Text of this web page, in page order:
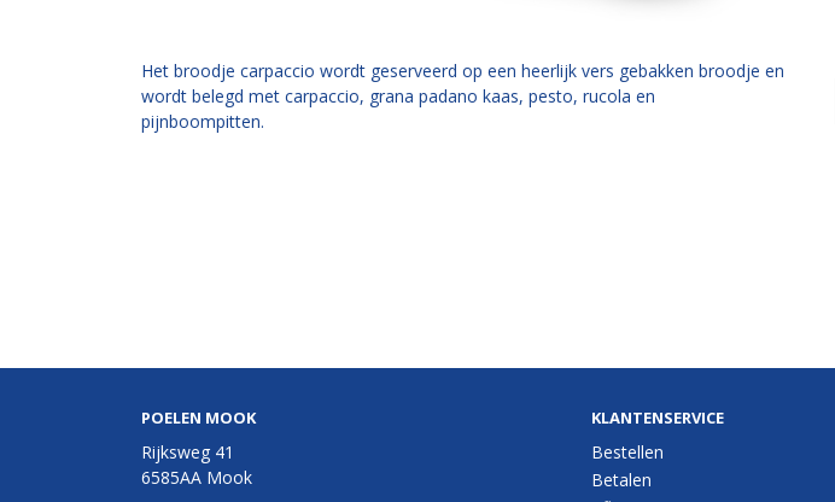
Het broodje carpaccio wordt geserveerd op een heerlijk vers gebakken broodje en
wordt belegd met carpaccio, grana padano kaas, pesto, rucola en
pijnboompitten.
POELEN MOOK
Rijksweg 41
6585AA Mook
KLANTENSERVICE
Bestellen
Betalen